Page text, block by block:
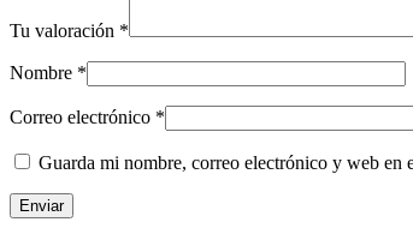
Tu valoración *
Nombre *
Correo electrónico *
Guarda mi nombre, correo electrónico y web en